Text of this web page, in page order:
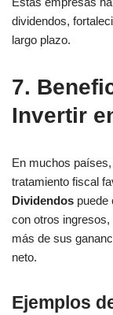
dividendos,
largo plazo.
7.
Invertir
En muchos
tratamiento fiscal
Dividendos puede
con otros
más de sus
neto.
Ejemplos